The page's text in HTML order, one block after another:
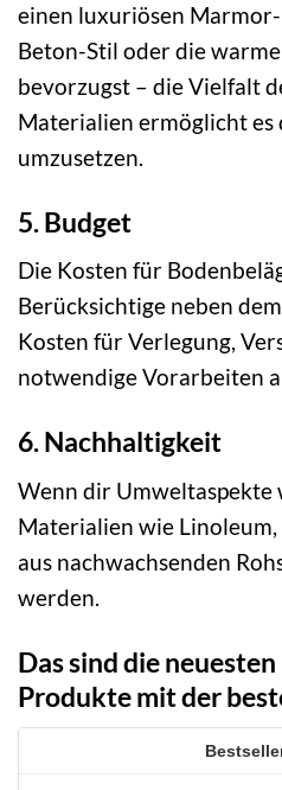
einen luxuriösen
Beton-Stil oder die
bevorzugst – die Vielfalt
Materialien ermöglicht es
umzusetzen.
5. Budget
Die Kosten für
Berücksichtige neben
Kosten für Verlegung,
notwendige Vorarbeiten
6. Nachhaltigkeit
Wenn dir Umweltaspekte
Materialien wie
aus nachwachsenden
werden.
Das sind die
Produkte mit der